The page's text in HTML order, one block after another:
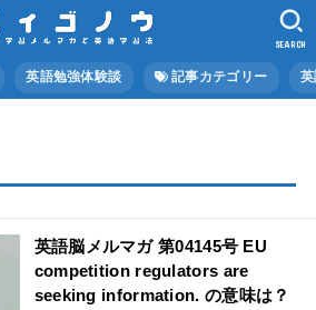
英語勉強体験談 記事カテゴリー
SEARCH
英語脳メルマガ 第04145号 EU
competition regulators are
seeking information. の意味は？